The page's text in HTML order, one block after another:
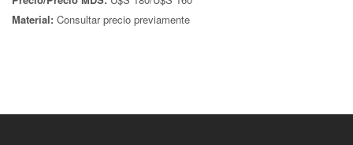
Material: Consultar precio previamente